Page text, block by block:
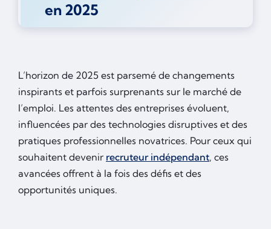
en 2025
L’horizon de 2025 est parsemé de changements
inspirants et parfois surprenants sur le marché de
l’emploi. Les attentes des entreprises évoluent,
influencées par des technologies disruptives et des
pratiques professionnelles novatrices. Pour ceux qui
souhaitent devenir recruteur indépendant, ces
avancées offrent à la fois des défis et des
opportunités uniques.